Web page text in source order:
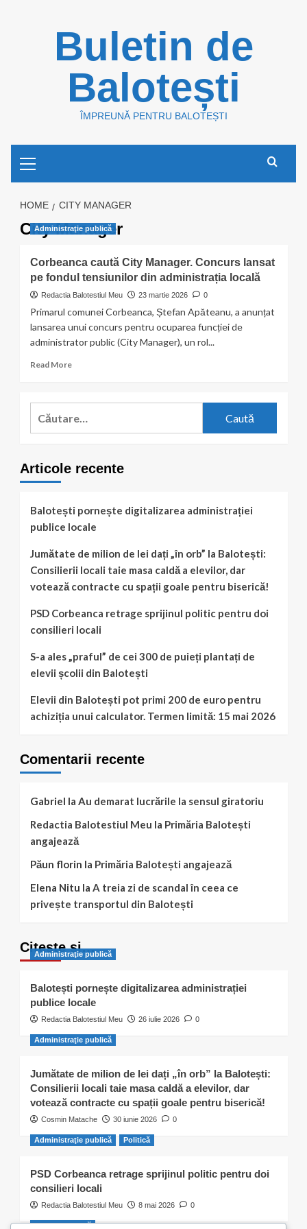
Buletin de
Balotești
ÎMPREUNĂ PENTRU BALOTEȘTI
Menu
HOME CITY MANAGER
City Manager
Administraţie publică
Corbeanca caută City Manager. Concurs lansat
pe fondul tensiunilor din administrația locală
Redactia Balotestiul Meu 23 martie 2026 0
Primarul comunei Corbeanca, Ștefan Apăteanu, a anunțat
lansarea unui concurs pentru ocuparea funcției de
administrator public (City Manager), un rol...
Read MoreRead
Corbeanca
caută
lansat
tensiunilor
din
administrația
Caută
Articole recente
Balotești pornește digitalizarea administrației
publice locale
Jumătate de milion de lei dați „în orb” la Balotești:
Consilierii locali taie masa caldă a elevilor, dar
votează contracte cu spații goale pentru biserică!
PSD Corbeanca retrage sprijinul politic pentru doi
consilieri locali
S-a ales „praful” de cei 300 de puieți plantați de
elevii școlii din Balotești
Elevii din Balotești pot primi 200 de euro pentru
achiziția unui calculator. Termen limită: 15 mai 2026
Comentarii recente
Gabriel la Au demarat lucrările la sensul giratoriu
Redactia Balotestiul Meu la Primăria Balotești
angajează
Păun florin la Primăria Balotești angajează
Elena Nitu la A treia zi de scandal în ceea ce
privește transportul din Balotești
Citește și…
Administraţie publică
Balotești pornește digitalizarea administrației
publice locale
Redactia Balotestiul Meu 26 iulie 2026 0
Administraţie publică
Jumătate de milion de lei dați „în orb” la Balotești:
Consilierii locali taie masa caldă a elevilor, dar
votează contracte cu spații goale pentru biserică!
Cosmin Matache 30 iunie 2026 0
Administraţie publică Politică
PSD Corbeanca retrage sprijinul politic pentru doi
consilieri locali
Redactia Balotestiul Meu 8 mai 2026 0
Activitate civică